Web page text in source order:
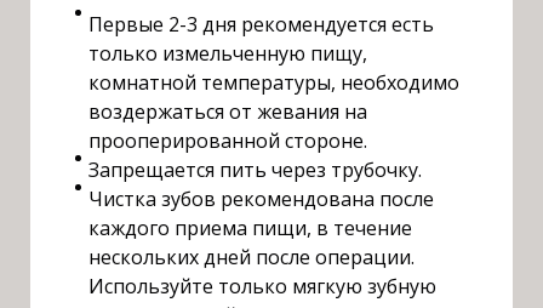
Первые 2-3 дня рекомендуется есть
только измельченную пищу,
комнатной температуры, необходимо
воздержаться от жевания на
прооперированной стороне.
Запрещается пить через трубочку.
Чистка зубов рекомендована после
каждого приема пищи, в течение
нескольких дней после операции.
Используйте только мягкую зубную